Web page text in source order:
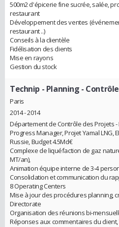
500m2 d'épicerie fine sucrée, salée,
restaurant
Développement des ventes
restaurant ..)
Conseils à la clientèle
Fidélisation des clients
Mise en rayons
Gestion du stock
Technip - Planning -
Paris
2014 - 2014
Département de Contrôle des Projets -
Progress Manager, Projet Yamal LNG,
Russie, Budget 4.5Md€
Complexe de liquéfaction de gaz
MT/an),
Animation équipe interne de 3-4
Consolidation et communication du
8 Operating Centers
Mise à jour des procédures planning,
Directorate
Organisation des réunions bi-
Réponses aux commentaires du client,